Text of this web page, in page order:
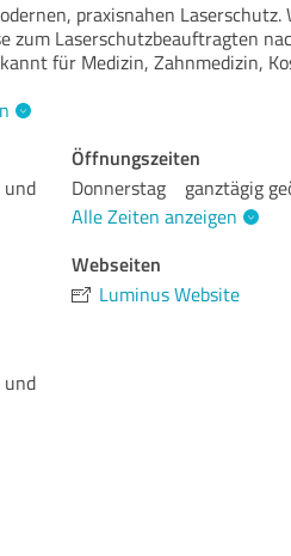
praxisnahen Laserschutz.
zum Laserschutzbeauftragten
für Medizin, Zahnmedizin,
Öffnungszeiten
Donnerstag
ganztägig
Alle Zeiten anzeigen
Webseiten
Luminus Website